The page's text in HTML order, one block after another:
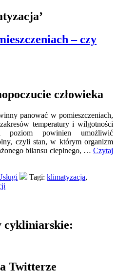
– czy
człowieka
panować w pomieszczeniach,
temperatury i wilgotności
poziom powinien umożliwić
czyli stan, w którym organizm
bilansu cieplnego, … Czytaj
Tagi: klimatyzacja,
cykliniarskie:
Twitterze